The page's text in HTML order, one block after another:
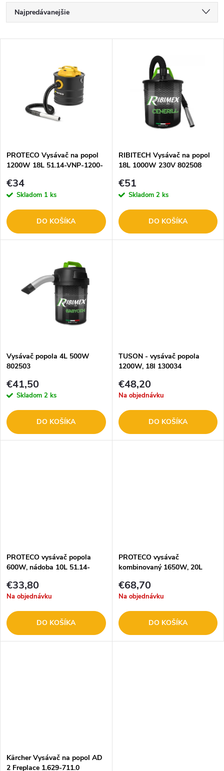
R
a
e
p
r
o
o
v
Najpredávanejšie
s
p
r
o
o
v
PROTECO Vysávač na popol
1200W 18L 51.14-VNP-1200-
€34
Skladom 1 ks
DO KOŠÍKA
RIBITECH Vysávač na popol
18L 1000W 230V 802508
€51
Skladom 2 ks
DO KOŠÍKA
Vysávač popola 4L 500W
802503
€41,50
Skladom 2 ks
DO KOŠÍKA
TUSON - vysávač popola
1200W, 18l 130034
€48,20
Na objednávku
DO KOŠÍKA
PROTECO vysávač popola
600W, nádoba 10L 51.14-
€33,80
Na objednávku
DO KOŠÍKA
PROTECO vysávač
kombinovaný 1650W, 20L
€68,70
Na objednávku
DO KOŠÍKA
Kärcher Vysávač na popol AD
2 Freplace 1.629-711.0